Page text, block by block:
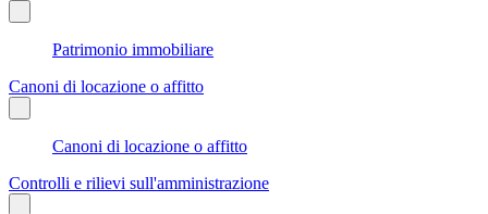
Patrimonio immobiliare
Canoni di locazione o affitto
Canoni di locazione o affitto
Controlli e rilievi sull'amministrazione